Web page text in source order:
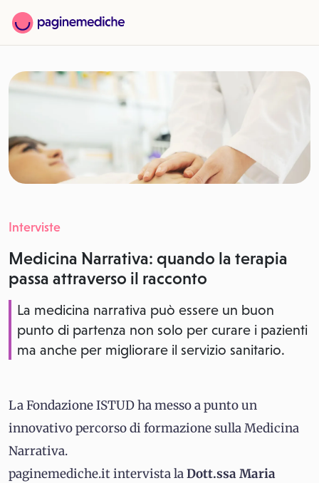
Interviste
Medicina Narrativa: quando la terapia
passa attraverso il racconto
La medicina narrativa può essere un buon
punto di partenza non solo per curare i pazienti
ma anche per migliorare il servizio sanitario.
La Fondazione ISTUD ha messo a punto un
innovativo percorso di formazione sulla Medicina
Narrativa.
paginemediche.it intervista laDott.ssa Maria